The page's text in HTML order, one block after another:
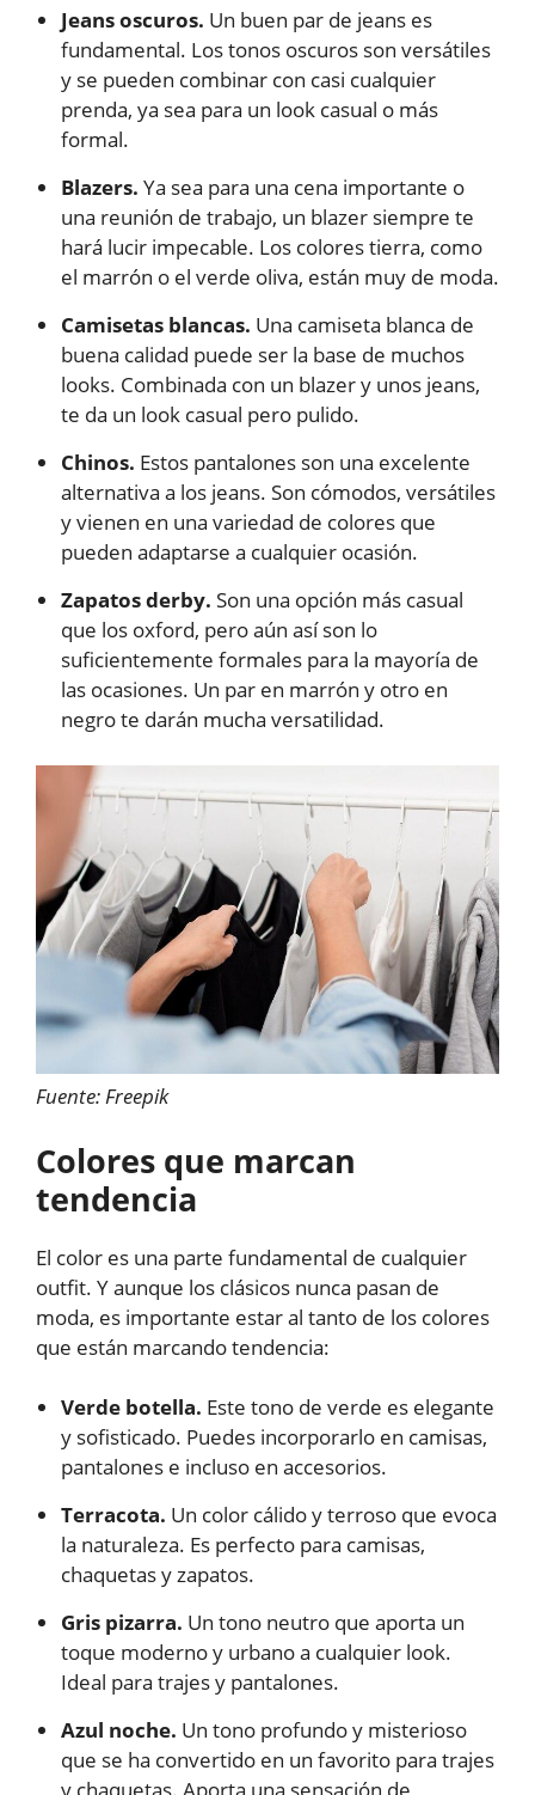
Jeans oscuros. Un buen par de jeans es
fundamental. Los tonos oscuros son versátiles
y se pueden combinar con casi cualquier
prenda, ya sea para un look casual o más
formal.
Blazers. Ya sea para una cena importante o
una reunión de trabajo, un blazer siempre te
hará lucir impecable. Los colores tierra, como
el marrón o el verde oliva, están muy de moda.
Camisetas blancas. Una camiseta blanca de
buena calidad puede ser la base de muchos
looks. Combinada con un blazer y unos jeans,
te da un look casual pero pulido.
Chinos. Estos pantalones son una excelente
alternativa a los jeans. Son cómodos, versátiles
y vienen en una variedad de colores que
pueden adaptarse a cualquier ocasión.
Zapatos derby. Son una opción más casual
que los oxford, pero aún así son lo
suficientemente formales para la mayoría de
las ocasiones. Un par en marrón y otro en
negro te darán mucha versatilidad.
Fuente: Freepik
Colores que marcan
tendencia
El color es una parte fundamental de cualquier
outfit. Y aunque los clásicos nunca pasan de
moda, es importante estar al tanto de los colores
que están marcando tendencia:
Verde botella. Este tono de verde es elegante
y sofisticado. Puedes incorporarlo en camisas,
pantalones e incluso en accesorios.
Terracota. Un color cálido y terroso que evoca
la naturaleza. Es perfecto para camisas,
chaquetas y zapatos.
Gris pizarra. Un tono neutro que aporta un
toque moderno y urbano a cualquier look.
Ideal para trajes y pantalones.
Azul noche. Un tono profundo y misterioso
que se ha convertido en un favorito para trajes